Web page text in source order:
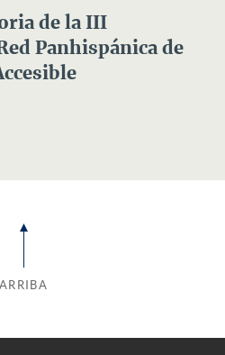
de la III
Panhispánica de
ARRIBA